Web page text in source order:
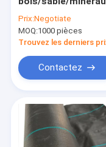
Prix:Negotiate
MOQ:1000 pièces
Trouvez les derniers
Contactez